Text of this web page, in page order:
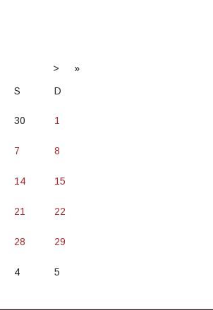
>
»
S D
30 1
7 8
14 15
21 22
28 29
4 5